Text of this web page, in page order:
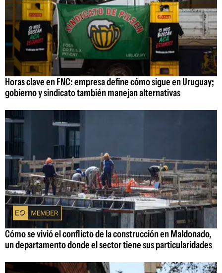
Horas clave en FNC: empresa define cómo sigue en Uruguay;
gobierno y sindicato también manejan alternativas
Cómo se vivió el conflicto de la construcción en Maldonado,
un departamento donde el sector tiene sus particularidades